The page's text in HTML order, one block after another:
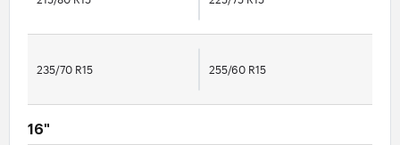
235/70 R15 255/60 R15
16"